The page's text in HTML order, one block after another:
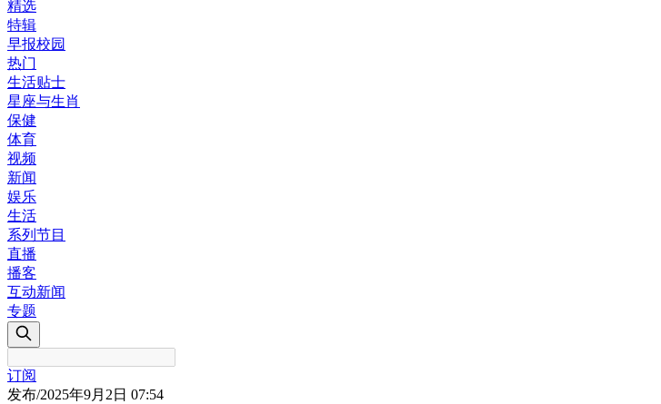
精选
特辑
早报校园
热门
生活贴士
星座与生肖
保健
体育
视频
新闻
娱乐
生活
系列节目
直播
播客
互动新闻
专题
订阅
发布/2025年9月2日 07:54